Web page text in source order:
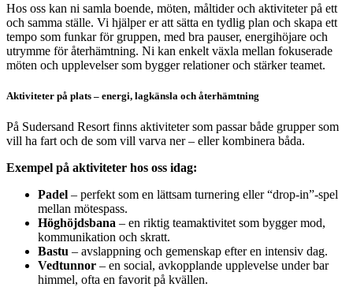
Hos oss kan ni samla boende, möten, måltider och aktiviteter på ett
och samma ställe. Vi hjälper er att sätta en tydlig plan och skapa ett
tempo som funkar för gruppen, med bra pauser, energihöjare och
utrymme för återhämtning. Ni kan enkelt växla mellan fokuserade
möten och upplevelser som bygger relationer och stärker teamet.
Aktiviteter på plats – energi, lagkänsla och återhämtning
På Sudersand Resort finns aktiviteter som passar både grupper som
vill ha fart och de som vill varva ner – eller kombinera båda.
Exempel på aktiviteter hos oss idag:
Padel – perfekt som en lättsam turnering eller “drop-in”-spel
mellan mötespass.
Höghöjdsbana – en riktig teamaktivitet som bygger mod,
kommunikation och skratt.
Bastu – avslappning och gemenskap efter en intensiv dag.
Vedtunnor – en social, avkopplande upplevelse under bar
himmel, ofta en favorit på kvällen.